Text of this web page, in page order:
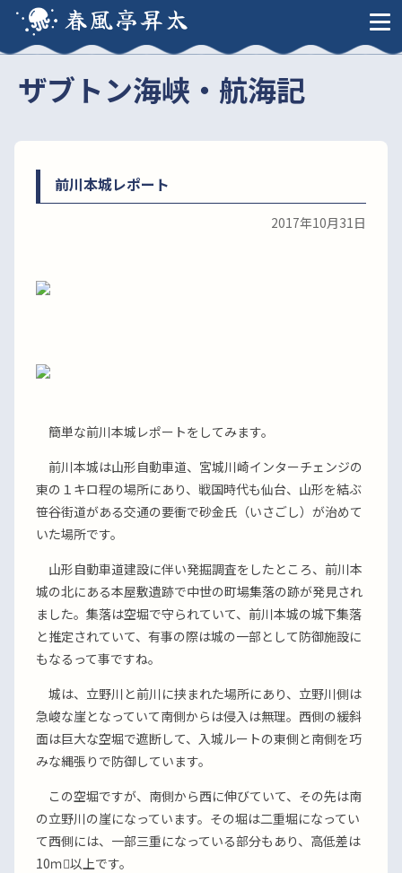
春風亭昇太
ザブトン海峡・航海記
前川本城レポート
2017年10月31日
簡単な前川本城レポートをしてみます。
前川本城は山形自動車道、宮城川崎インターチェンジの
東の１キロ程の場所にあり、戦国時代も仙台、山形を結ぶ
笹谷街道がある交通の要衝で砂金氏（いさごし）が治めて
いた場所です。
山形自動車道建設に伴い発掘調査をしたところ、前川本
城の北にある本屋敷遺跡で中世の町場集落の跡が発見され
ました。集落は空堀で守られていて、前川本城の城下集落
と推定されていて、有事の際は城の一部として防御施設に
もなるって事ですね。
城は、立野川と前川に挟まれた場所にあり、立野川側は
急峻な崖となっていて南側からは侵入は無理。西側の緩斜
面は巨大な空堀で遮断して、入城ルートの東側と南側を巧
みな縄張りで防御しています。
この空堀ですが、南側から西に伸びていて、その先は南
の立野川の崖になっています。その堀は二重堀になってい
て西側には、一部三重になっている部分もあり、高低差は
10ｍ以上です。